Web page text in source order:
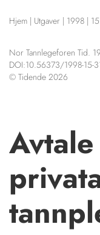
HENVISNINGER
KURSKALENDER
STILLINGER
KJØP & SALG
Hjem | Utgaver | 1998 | 15
Nor Tannlegeforen Tid.
DOI:10.56373/1998-15-
© Tidende 2026